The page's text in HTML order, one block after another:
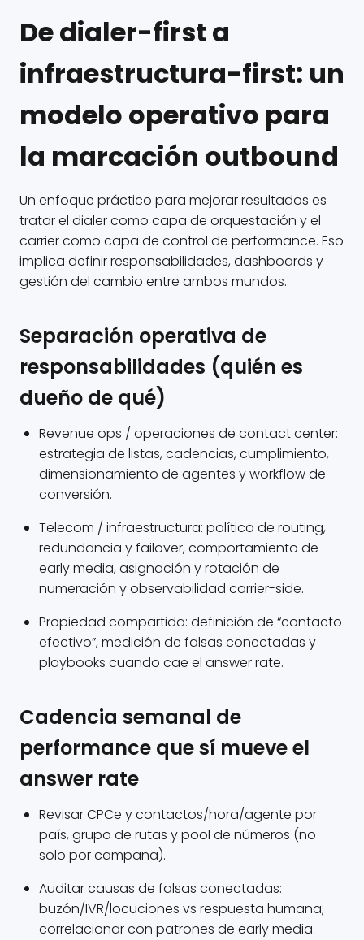
De dialer-first a
infraestructura-first: un
modelo operativo para
la marcación outbound
Un enfoque práctico para mejorar resultados es
tratar el dialer como capa de orquestación y el
carrier como capa de control de performance. Eso
implica definir responsabilidades, dashboards y
gestión del cambio entre ambos mundos.
Separación operativa de
responsabilidades (quién es
dueño de qué)
Revenue ops / operaciones de contact center:
estrategia de listas, cadencias, cumplimiento,
dimensionamiento de agentes y workflow de
conversión.
Telecom / infraestructura: política de routing,
redundancia y failover, comportamiento de
early media, asignación y rotación de
numeración y observabilidad carrier-side.
Propiedad compartida: definición de “contacto
efectivo”, medición de falsas conectadas y
playbooks cuando cae el answer rate.
Cadencia semanal de
performance que sí mueve el
answer rate
Revisar CPCe y contactos/hora/agente por
país, grupo de rutas y pool de números (no
solo por campaña).
Auditar causas de falsas conectadas:
buzón/IVR/locuciones vs respuesta humana;
correlacionar con patrones de early media.